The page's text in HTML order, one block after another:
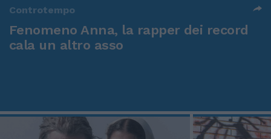
Controtempo
Fenomeno Anna, la rapper dei record
cala un altro asso